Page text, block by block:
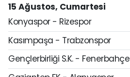
15 Ağustos, Cumartesi
Konyaspor - Rizespor
Kasımpaşa - Trabzonspor
Gençlerbirliği S.K. - Fenerbahçe